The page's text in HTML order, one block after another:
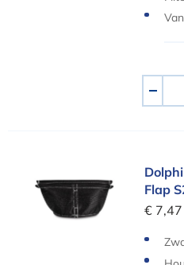
0
Dolphin Filter Non
Flap
€ 7,47